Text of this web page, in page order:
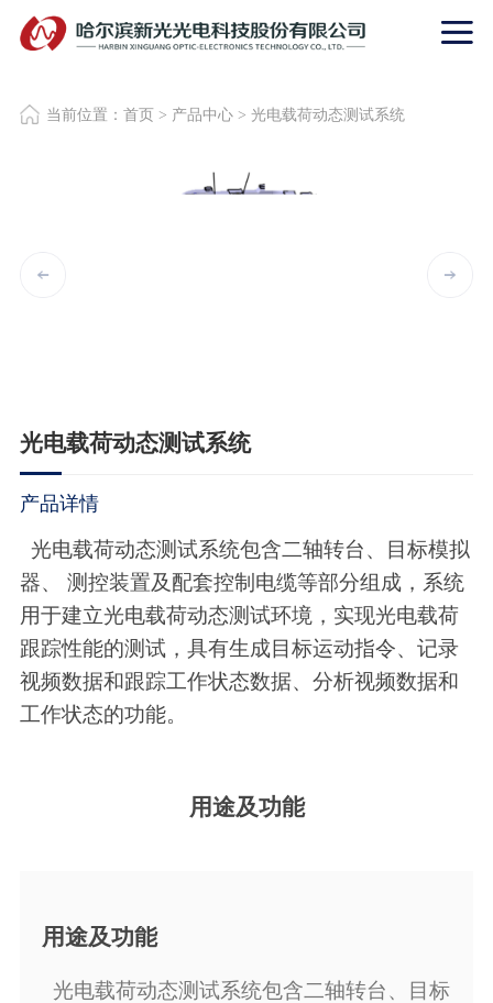
当前位置： 首页> 产品中心> 光电载荷动态测试系统
光电载荷动态测试系统
产品详情
光电载荷动态测试系统包含二轴转台、目标模拟
器、
测控装置及配套控制电缆等部分组成，系统
用于建立光电载荷动态测试环境，实现光电载荷
跟踪性能的测试，具有生成目标运动指令、记录
视频数据和跟踪工作状态数据、分析视频数据和
工作状态的功能。
用途及功能
用途及功能
光电载荷动态测试系统包含二轴转台、目标